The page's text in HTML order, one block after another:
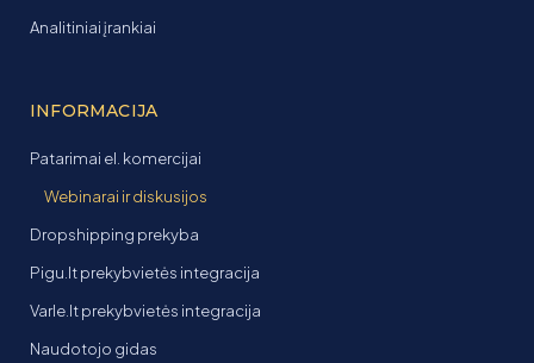
Analitiniai įrankiai
INFORMACIJA
Patarimai el. komercijai
Webinarai ir diskusijos
Dropshipping prekyba
Pigu.lt prekybvietės integracija
Varle.lt prekybvietės integracija
Naudotojo gidas